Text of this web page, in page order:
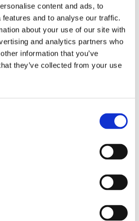
content and ads, to
and to analyse our traffic.
about your use of our site with
and analytics partners who
information that you’ve
they’ve collected from your use
har levererats
i serien
tar steget mot